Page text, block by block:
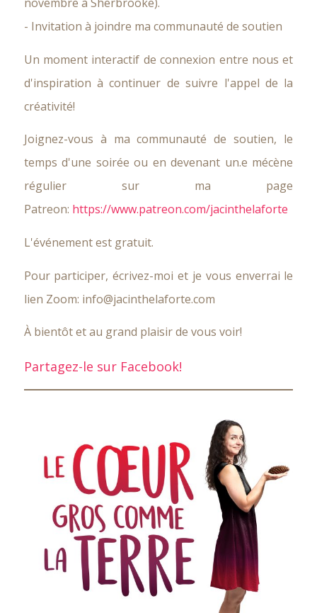
- Invitation à joindre ma communauté de soutien
Un moment interactif de connexion entre nous et
d'inspiration à continuer de suivre l'appel de la
créativité!
Joignez-vous à ma communauté de soutien, le
temps d'une soirée ou en devenant un.e mécène
régulier sur ma page
Patreon: https://www.patreon.com/jacinthelaforte
L'événement est gratuit.
Pour participer, écrivez-moi et je vous enverrai le
lien Zoom: info@jacinthelaforte.com
À bientôt et au grand plaisir de vous voir!
Partagez-le sur Facebook!